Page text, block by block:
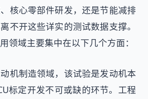
核心零部件研发，还是节能减排
不开这些详实的测试数据支撑。
领域主要集中在以下几个方面：
机制造领域，该试验是发动机本
标定开发不可或缺的环节。工程